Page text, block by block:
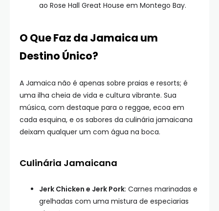
ao Rose Hall Great House em Montego Bay.
O Que Faz da Jamaica um
Destino Único?
A Jamaica não é apenas sobre praias e resorts; é
uma ilha cheia de vida e cultura vibrante. Sua
música, com destaque para o reggae, ecoa em
cada esquina, e os sabores da culinária jamaicana
deixam qualquer um com água na boca.
Culinária Jamaicana
Jerk Chicken e Jerk Pork: Carnes marinadas e
grelhadas com uma mistura de especiarias